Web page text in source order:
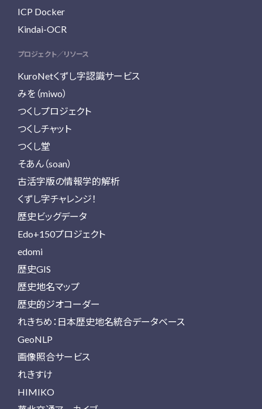
ICP Docker
Kindai-OCR
プロジェクト／リソース
KuroNetくずし字認識サービス
みを（miwo）
つくしプロジェクト
つくしチャット
つくし堂
そあん（soan）
古活字版の情報学的解析
くずし字チャレンジ！
歴史ビッグデータ
Edo+150プロジェクト
edomi
歴史GIS
歴史地名マップ
歴史的ジオコーダー
れきちめ：日本歴史地名統合データベース
GeoNLP
画像照合サービス
れきすけ
HIMIKO